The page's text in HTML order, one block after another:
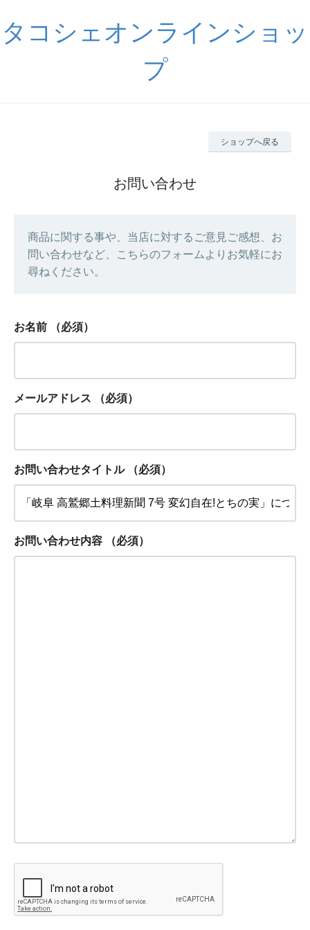
タコシェオンラインショッ
プ
ショップへ戻る
お問い合わせ
商品に関する事や、当店に対するご意見ご感想、お
問い合わせなど、こちらのフォームよりお気軽にお
尋ねください。
お名前 （必須）
メールアドレス （必須）
お問い合わせタイトル （必須）
お問い合わせ内容 （必須）